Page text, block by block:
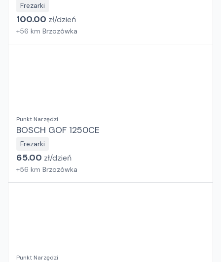
Frezarki
100.00 zł/dzień
+56 km Brzozówka
Punkt Narzędzi
BOSCH GOF 1250CE
Frezarki
65.00 zł/dzień
+56 km Brzozówka
Punkt Narzędzi